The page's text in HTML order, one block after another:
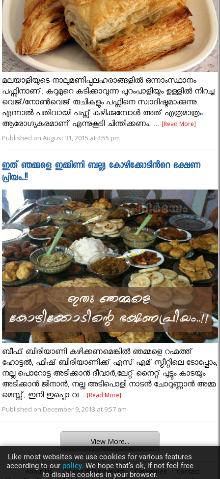
മലയാളിയുടെ നാലുമണിപ്പലഹരാങ്ങളിൽ ഒന്നാംസ്ഥാനം
പഫ്സിനാണ്. കറുമുറെ കടിക്കാവുന്ന പുറംപാളിയും ഉള്ളിൽ നിറച്ച
വെജ്/നോൺവെജ് രുചികളും പഫ്സിനെ സ്വാദിഷ്ടമാക്കുന്നു.
എന്നാൽ പതിവായി പഫ്സ് കഴിക്കുമ്പോൾ അത് എത്രമാത്രം
ആരോഗ്യകരമാണ് എന്നുകൂടി ചിന്തിക്കണം. ...[Read More]
Published on August 31, 2015 at 4:55 pm
ഇത് ഞമ്മളെ ഇമ്മിണി ബല്ല്യ കോഴിക്കോടിൻറെ ഭക്ഷണ
പ്രിയം..!!
ബീഫ്‌ ബിരിയാണി കഴിക്കണമെങ്കില്‍ ഞമ്മളെ റഹ്മത്ത്
ഹോട്ടല്‍, ഫിഷ്‌ ബിരിയാണിക്ക് എസ് എമ് സ്ട്രീറ്റിലെ ടോപ്ഫോം,
നല്ല പൊറോട്ട അടിക്കാന്‍ ദീവാര്‍,ലേറ്റ് നൈറ്റ്‌ പുട്ടും കാടയും
അടിക്കാന്‍ ജിനാന്‍, നല്ല അടിപൊളി നാടന്‍ ചോറുണ്ണാന്‍ അമ്മ
മെസ്സ്, ഇനി ഇപ്പൊ വ...[Read More]
Published on December 9, 2013 at 9:57 am
View More...
About Us Career @ Nirbhayam Categories
Contact
Like most websites we use cookies for various features
according to our policy. We hope that’s ok, if not feel free
to disable cookies in your browser.